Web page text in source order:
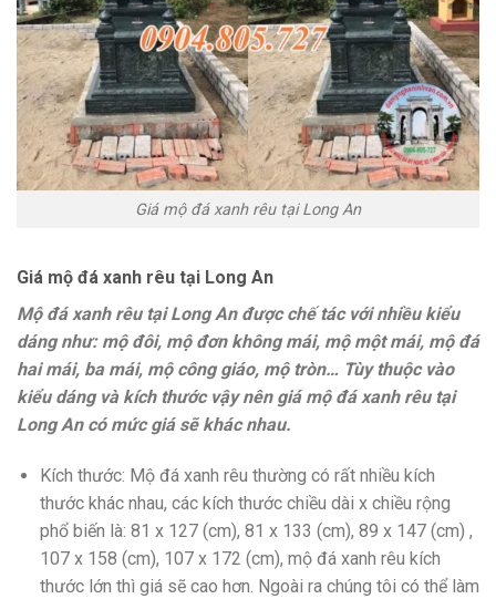
Giá mộ đá xanh rêu tại Long An
Giá mộ đá xanh rêu tại Long An
Mộ đá xanh rêu tại Long An được chế tác với nhiều kiểu
dáng như: mộ đôi, mộ đơn không mái, mộ một mái, mộ đá
hai mái, ba mái, mộ công giáo, mộ tròn… Tùy thuộc vào
kiểu dáng và kích thước vậy nên giá mộ đá xanh rêu tại
Long An có mức giá sẽ khác nhau.
Kích thước: Mộ đá xanh rêu thường có rất nhiều kích
thước khác nhau, các kích thước chiều dài x chiều rộng
phổ biến là: 81 x 127 (cm), 81 x 133 (cm), 89 x 147 (cm) ,
107 x 158 (cm), 107 x 172 (cm), mộ đá xanh rêu kích
thước lớn thì giá sẽ cao hơn. Ngoài ra chúng tôi có thể làm